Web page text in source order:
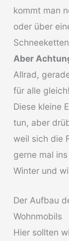
kommt man
oder über
Aber
Allrad,
für alle
Diese kleine
tun, aber
weil sich die
gerne mal
Winter und
Der Aufbau
Wohnmobils
Hier sollten